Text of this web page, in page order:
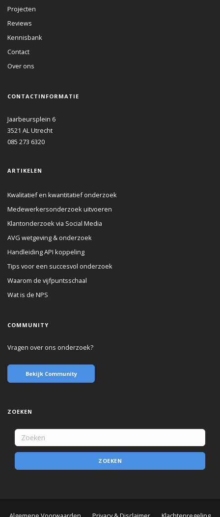
Projecten
Reviews
Kennisbank
Contact
Over ons
CONTACTINFORMATIE
Jaarbeursplein 6
3521 ALUtrecht
085 273 6320
ARTIKELEN
Kwalitatief en kwantitatief onderzoek
Medewerkersonderzoek uitvoeren
Klantonderzoek via Social Media
AVG wetgeving & onderzoek
Handleiding API koppeling
Tips voor een succesvol onderzoek
Waarom de vijfpuntsschaal
Wat is de NPS
COMMUNITY
Vragen over ons onderzoek?
Bekijk Community
ZOEKEN
ZOEKEN